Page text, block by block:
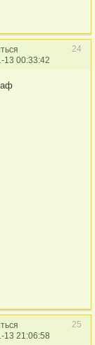
24
13 00:33:42
25
13 21:06:58